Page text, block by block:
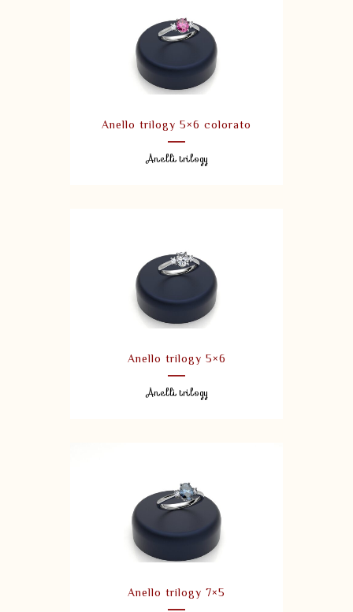
Anello trilogy 5×6 colorato
Anelli trilogy
Anello trilogy 5×6
Anelli trilogy
Anello trilogy 7×5